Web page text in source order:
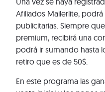
Afiliados Mailerlite,
publicitarias. Siempre
premium, recibirá una
podrá ir sumando hasta
retiro que es de 50$.
En este programa las